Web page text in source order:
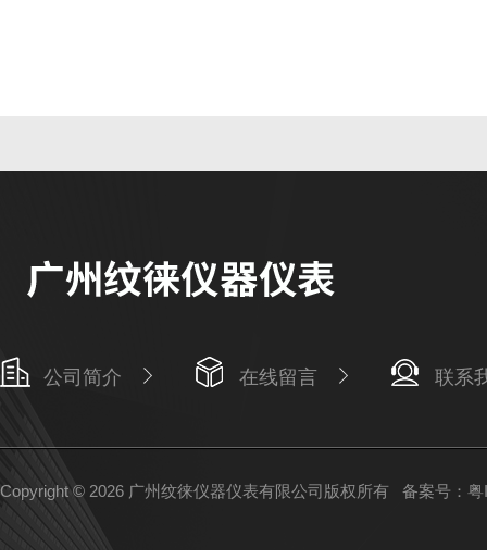
公司简介 在线留言 联系
Copyright © 2026 广州纹徕仪器仪表有限公司版权所有 备案号：